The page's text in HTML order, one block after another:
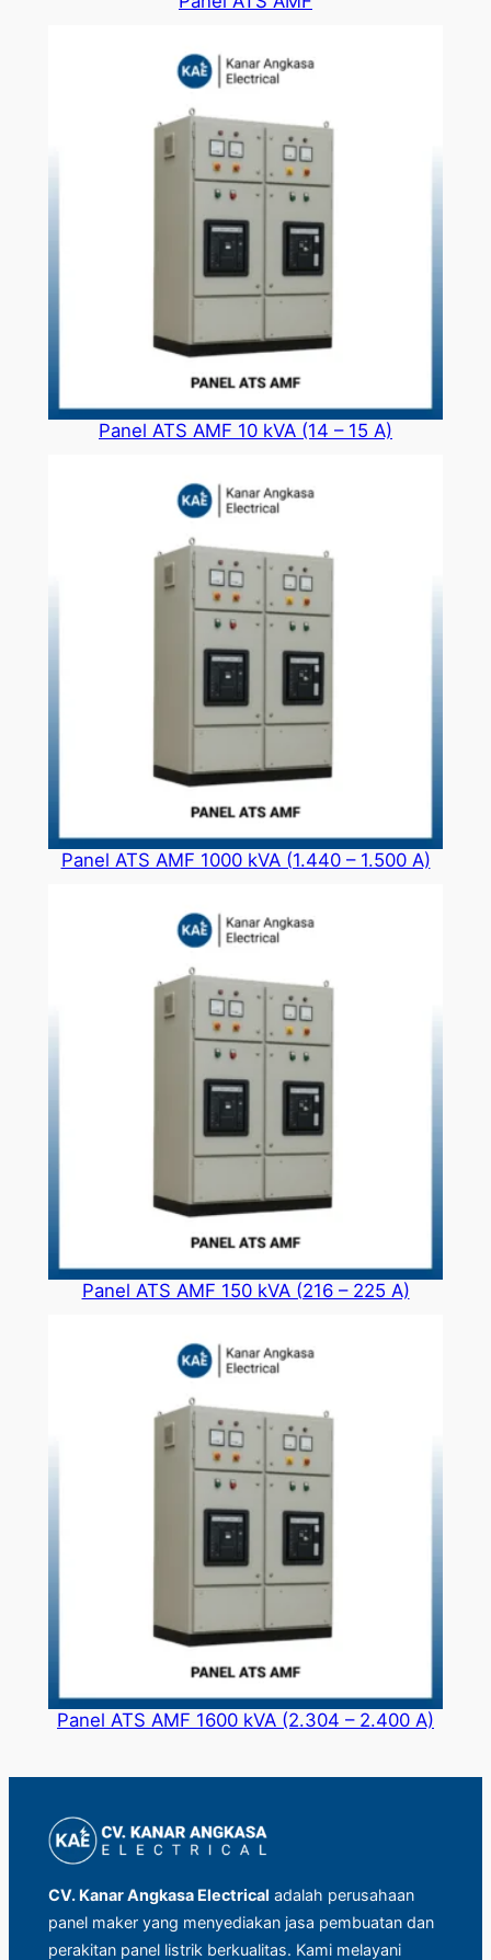
Panel ATS AMF 10 kVA (14 – 15 A)
Panel ATS AMF 1000 kVA (1.440 – 1.500 A)
Panel ATS AMF 150 kVA (216 – 225 A)
Panel ATS AMF 1600 kVA (2.304 – 2.400 A)
CV. Kanar Angkasa Electrical adalah perusahaan
panel maker yang menyediakan jasa pembuatan dan
perakitan panel listrik berkualitas. Kami melayani